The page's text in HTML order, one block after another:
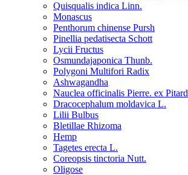
Quisqualis indica Linn.
Monascus
Penthorum chinense Pursh
Pinellia pedatisecta Schott
Lycii Fructus
Osmundajaponica Thunb.
Polygoni Multifori Radix
Ashwagandha
Nauclea officinalis Pierre. ex Pitard
Dracocephalum moldavica L.
Lilii Bulbus
Bletillae Rhizoma
Hemp
Tagetes erecta L.
Coreopsis tinctoria Nutt.
Oligose